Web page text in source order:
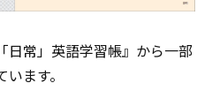
日常」英語学習帳』から一部
ます。